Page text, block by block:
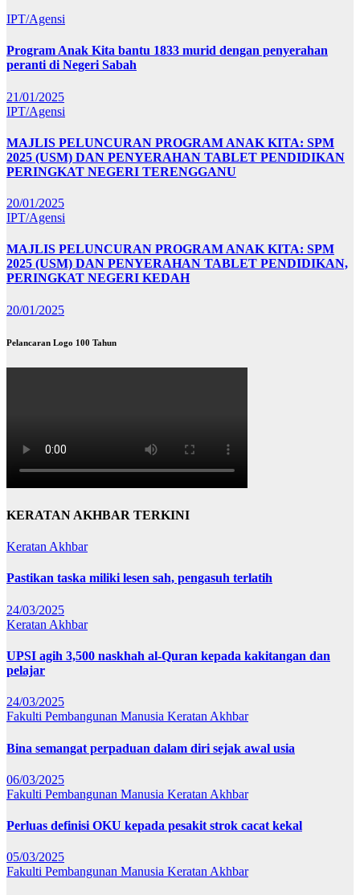
IPT/Agensi
Program Anak Kita bantu 1833 murid dengan penyerahan
peranti di Negeri Sabah
21/01/2025
IPT/Agensi
MAJLIS PELUNCURAN PROGRAM ANAK KITA: SPM
2025 (USM) DAN PENYERAHAN TABLET PENDIDIKAN
PERINGKAT NEGERI TERENGGANU
20/01/2025
IPT/Agensi
MAJLIS PELUNCURAN PROGRAM ANAK KITA: SPM
2025 (USM) DAN PENYERAHAN TABLET PENDIDIKAN,
PERINGKAT NEGERI KEDAH
20/01/2025
Pelancaran Logo 100 Tahun
KERATAN AKHBAR TERKINI
Keratan Akhbar
Pastikan taska miliki lesen sah, pengasuh terlatih
24/03/2025
Keratan Akhbar
UPSI agih 3,500 naskhah al-Quran kepada kakitangan dan
pelajar
24/03/2025
Fakulti Pembangunan Manusia Keratan Akhbar
Bina semangat perpaduan dalam diri sejak awal usia
06/03/2025
Fakulti Pembangunan Manusia Keratan Akhbar
Perluas definisi OKU kepada pesakit strok cacat kekal
05/03/2025
Fakulti Pembangunan Manusia Keratan Akhbar